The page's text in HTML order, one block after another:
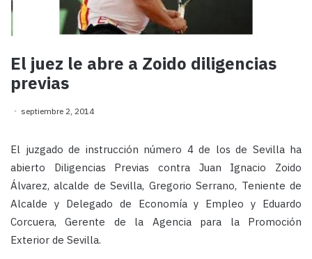
El juez le abre a Zoido diligencias
previas
septiembre 2, 2014
El juzgado de instrucción número 4 de los de Sevilla ha
abierto Diligencias Previas contra Juan Ignacio Zoido
Álvarez, alcalde de Sevilla, Gregorio Serrano, Teniente de
Alcalde y Delegado de Economía y Empleo y Eduardo
Corcuera, Gerente de la Agencia para la Promoción
Exterior de Sevilla.